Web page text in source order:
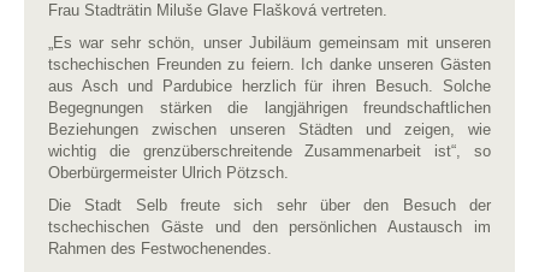
Frau Stadträtin Miluše Glave Flašková vertreten.
„Es war sehr schön, unser Jubiläum gemeinsam mit unseren
tschechischen Freunden zu feiern. Ich danke unseren Gästen
aus Asch und Pardubice herzlich für ihren Besuch. Solche
Begegnungen stärken die langjährigen freundschaftlichen
Beziehungen zwischen unseren Städten und zeigen, wie
wichtig die grenzüberschreitende Zusammenarbeit ist“, so
Oberbürgermeister Ulrich Pötzsch.
Die Stadt Selb freute sich sehr über den Besuch der
tschechischen Gäste und den persönlichen Austausch im
Rahmen des Festwochenendes.